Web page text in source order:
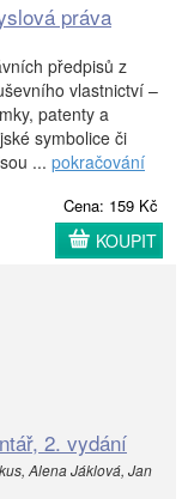
práva
předpisů z
vlastnictví –
patenty a
symbolice či
... pokračování
Cena: 159 Kč
KOUPIT
2. vydání
Alena Jáklová, Jan